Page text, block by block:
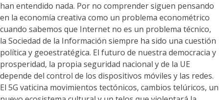
han entendido nada. Por no comprender siguen pensando
en la economía creativa como un problema econométrico
cuando sabemos que Internet no es un problema técnico,
la Sociedad de la Información siempre ha sido una cuestión
política y geoestratégica. El futuro de nuestra democracia y
prosperidad, la propia seguridad nacional y de la UE
depende del control de los dispositivos móviles y las redes.
El 5G vaticina movimientos tectónicos, cambios telúricos, un